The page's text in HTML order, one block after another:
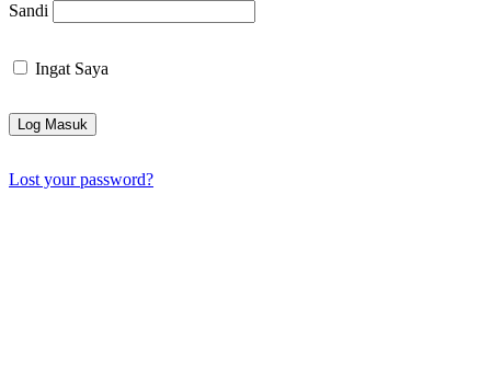
Sandi
Ingat Saya
Lost your password?